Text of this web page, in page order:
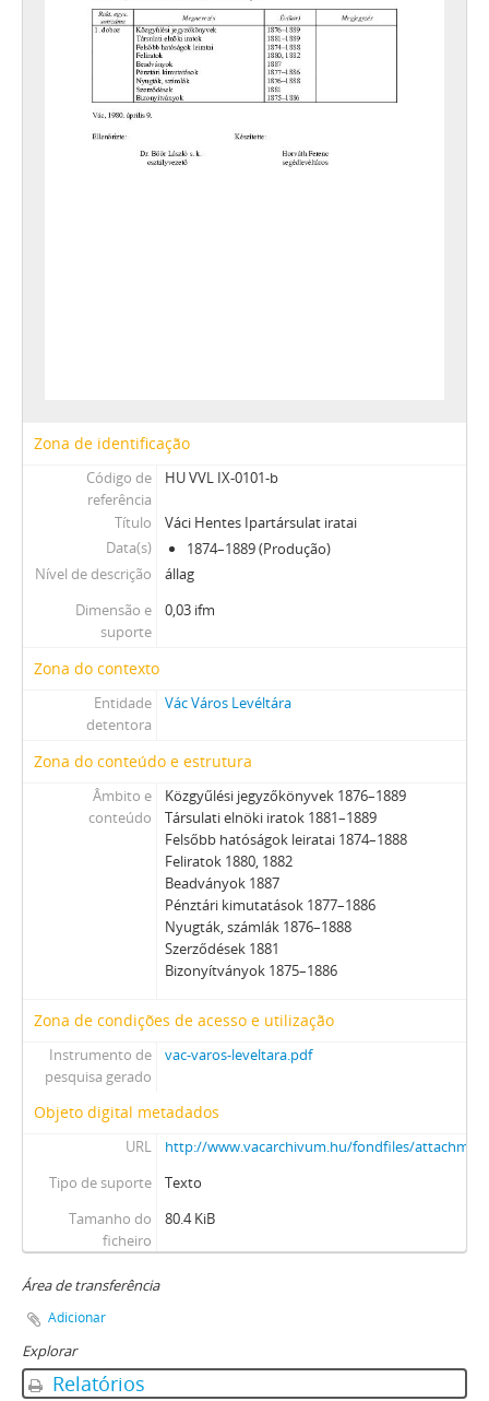
XXXVII - MEGYEI JOGÚ VÁROSI, VÁROSI ÉS KÖZSÉGI ÖNKORMÁNYZATOK, 1989–2014
Zona de identificação
Código de
referência
HU VVL IX-0101-b
Título
Váci Hentes Ipartársulat iratai
Data(s)
1874–1889 (Produção)
Nível de descrição
állag
Dimensão e
suporte
0,03 ifm
Zona do contexto
Entidade
detentora
Vác Város Levéltára
Zona do conteúdo e estrutura
Âmbito e
conteúdo
Közgyűlési jegyzőkönyvek 1876–1889
Társulati elnöki iratok 1881–1889
Felsőbb hatóságok leiratai 1874–1888
Feliratok 1880, 1882
Beadványok 1887
Pénztári kimutatások 1877–1886
Nyugták, számlák 1876–1888
Szerződések 1881
Bizonyítványok 1875–1886
Zona de condições de acesso e utilização
Instrumento de
pesquisa gerado
vac-varos-leveltara.pdf
Objeto digital metadados
URL
http://www.vacarchivum.hu/fondfiles/
Tipo de suporte
Texto
Tamanho do
ficheiro
80.4 KiB
Área de transferência
Adicionar
Explorar
Relatórios